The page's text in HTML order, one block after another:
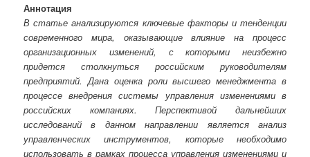
Аннотация
В статье анализируются ключевые факторы и тенденции
современного мира, оказывающие влияние на процесс
организационных изменений, с которыми неизбежно
придется столкнуться российским руководителям
предприятий. Дана оценка роли высшего менеджмента в
процессе внедрения системы управления изменениями в
российских компаниях. Перспективой дальнейших
исследований в данном направлении является анализ
управленческих инструментов, которые необходимо
использовать в рамках процесса управления изменениями и